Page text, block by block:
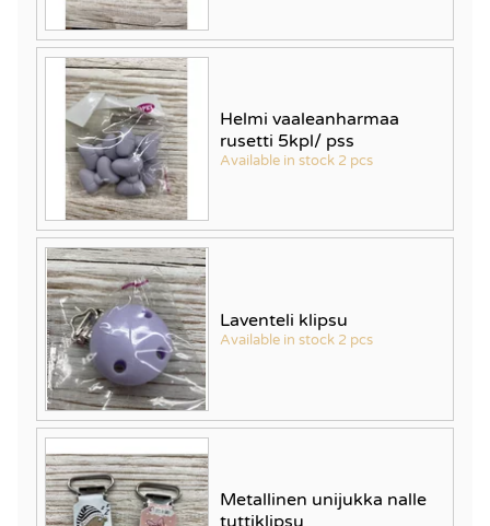
Helmi vaaleanharmaa
rusetti 5kpl/ pss
Available in stock 2 pcs
Laventeli klipsu
Available in stock 2 pcs
Metallinen unijukka nalle